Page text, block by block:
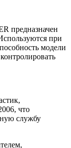
предназначен
при
модели
что
службу